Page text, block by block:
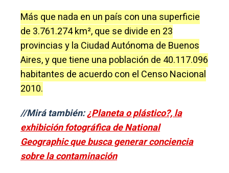
Más que nada en un país con una superficie
de 3.761.274 km², que se divide en 23
provincias y la Ciudad Autónoma de Buenos
Aires, y que tiene una población de 40.117.096
habitantes de acuerdo con el Censo Nacional
2010.
//Mirá también:¿Planeta o plástico?, la
exhibición fotográfica de National
Geographic que busca generar conciencia
sobre la contaminación